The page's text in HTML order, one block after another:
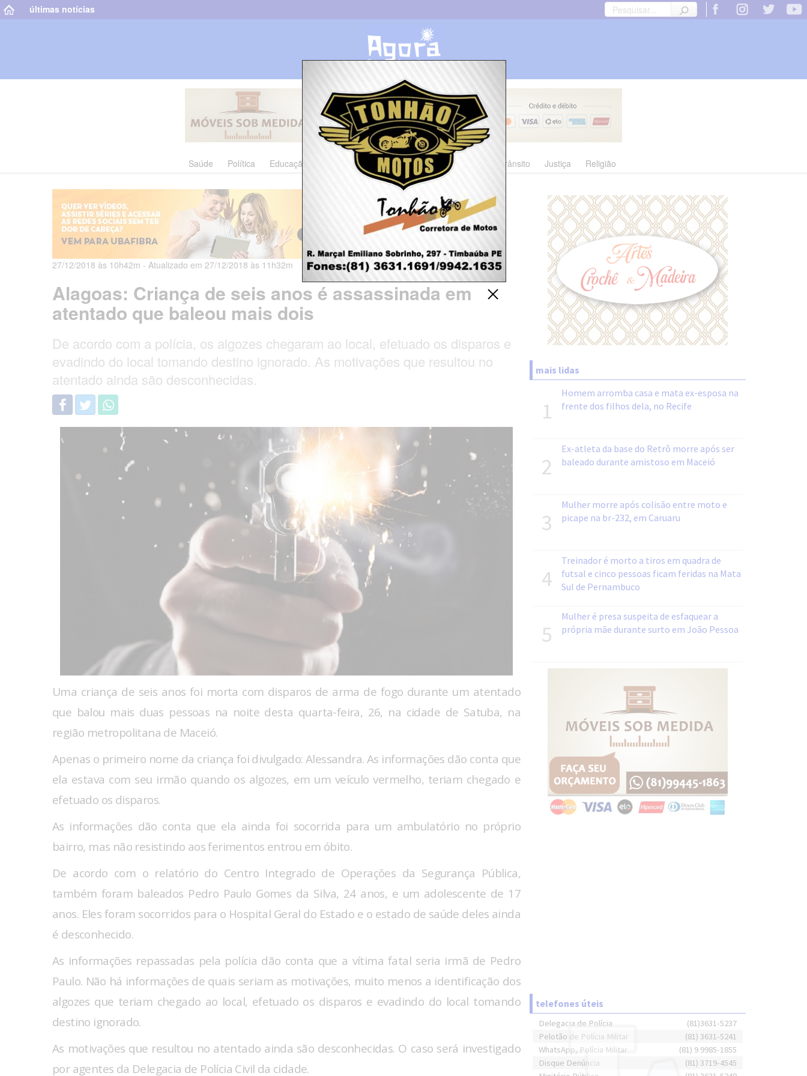
últimas notícias
Saúde Política Educação Cultura Polícia Economia Trânsito Justiça Religião
27/12/2018 às 10h42m - Atualizado em 27/12/2018 às 11h32m
Alagoas: Criança de seis anos é assassinada em
atentado que baleou mais dois
De acordo com a polícia, os algozes chegaram ao local, efetuado os disparos e
evadindo do local tomando destino ignorado. As motivações que resultou no
atentado ainda são desconhecidas.
Uma criança de seis anos foi morta com disparos de arma de fogo durante um atentado
que balou mais duas pessoas na noite desta quarta-feira, 26, na cidade de Satuba, na
região metropolitana de Maceió.
Apenas o primeiro nome da criança foi divulgado: Alessandra. As informações dão conta que
ela estava com seu irmão quando os algozes, em um veículo vermelho, teriam chegado e
efetuado os disparos.
As informações dão conta que ela ainda foi socorrida para um ambulatório no próprio
bairro, mas não resistindo aos ferimentos entrou em óbito.
De acordo com o relatório do Centro Integrado de Operações da Segurança Pública,
também foram baleados Pedro Paulo Gomes da Silva, 24 anos, e um adolescente de 17
anos. Eles foram socorridos para o Hospital Geral do Estado e o estado de saúde deles ainda
é desconhecido.
As informações repassadas pela polícia dão conta que a vítima fatal seria irmã de Pedro
Paulo. Não há informações de quais seriam as motivações, muito menos a identificação dos
algozes que teriam chegado ao local, efetuado os disparos e evadindo do local tomando
destino ignorado.
As motivações que resultou no atentado ainda são desconhecidas. O caso será investigado
por agentes da Delegacia de Polícia Civil da cidade.
mais lidas
1
Homem arromba casa e mata ex-esposa na
frente dos filhos dela, no Recife
2
Ex-atleta da base do Retrô morre após ser
baleado durante amistoso em Maceió
3
Mulher morre após colisão entre moto e
picape na br-232, em Caruaru
4
Treinador é morto a tiros em quadra de
futsal e cinco pessoas ficam feridas na Mata
Sul de Pernambuco
5
Mulher é presa suspeita de esfaquear a
própria mãe durante surto em João Pessoa
telefones úteis
Delegacia de Polícia
(81)3631-5237
Pelotão de Polícia Militar
(81) 3631-5241
WhatsApp, Polícia Militar
(81) 9 9985-1855
Disque Denúncia
(81) 3719-4545